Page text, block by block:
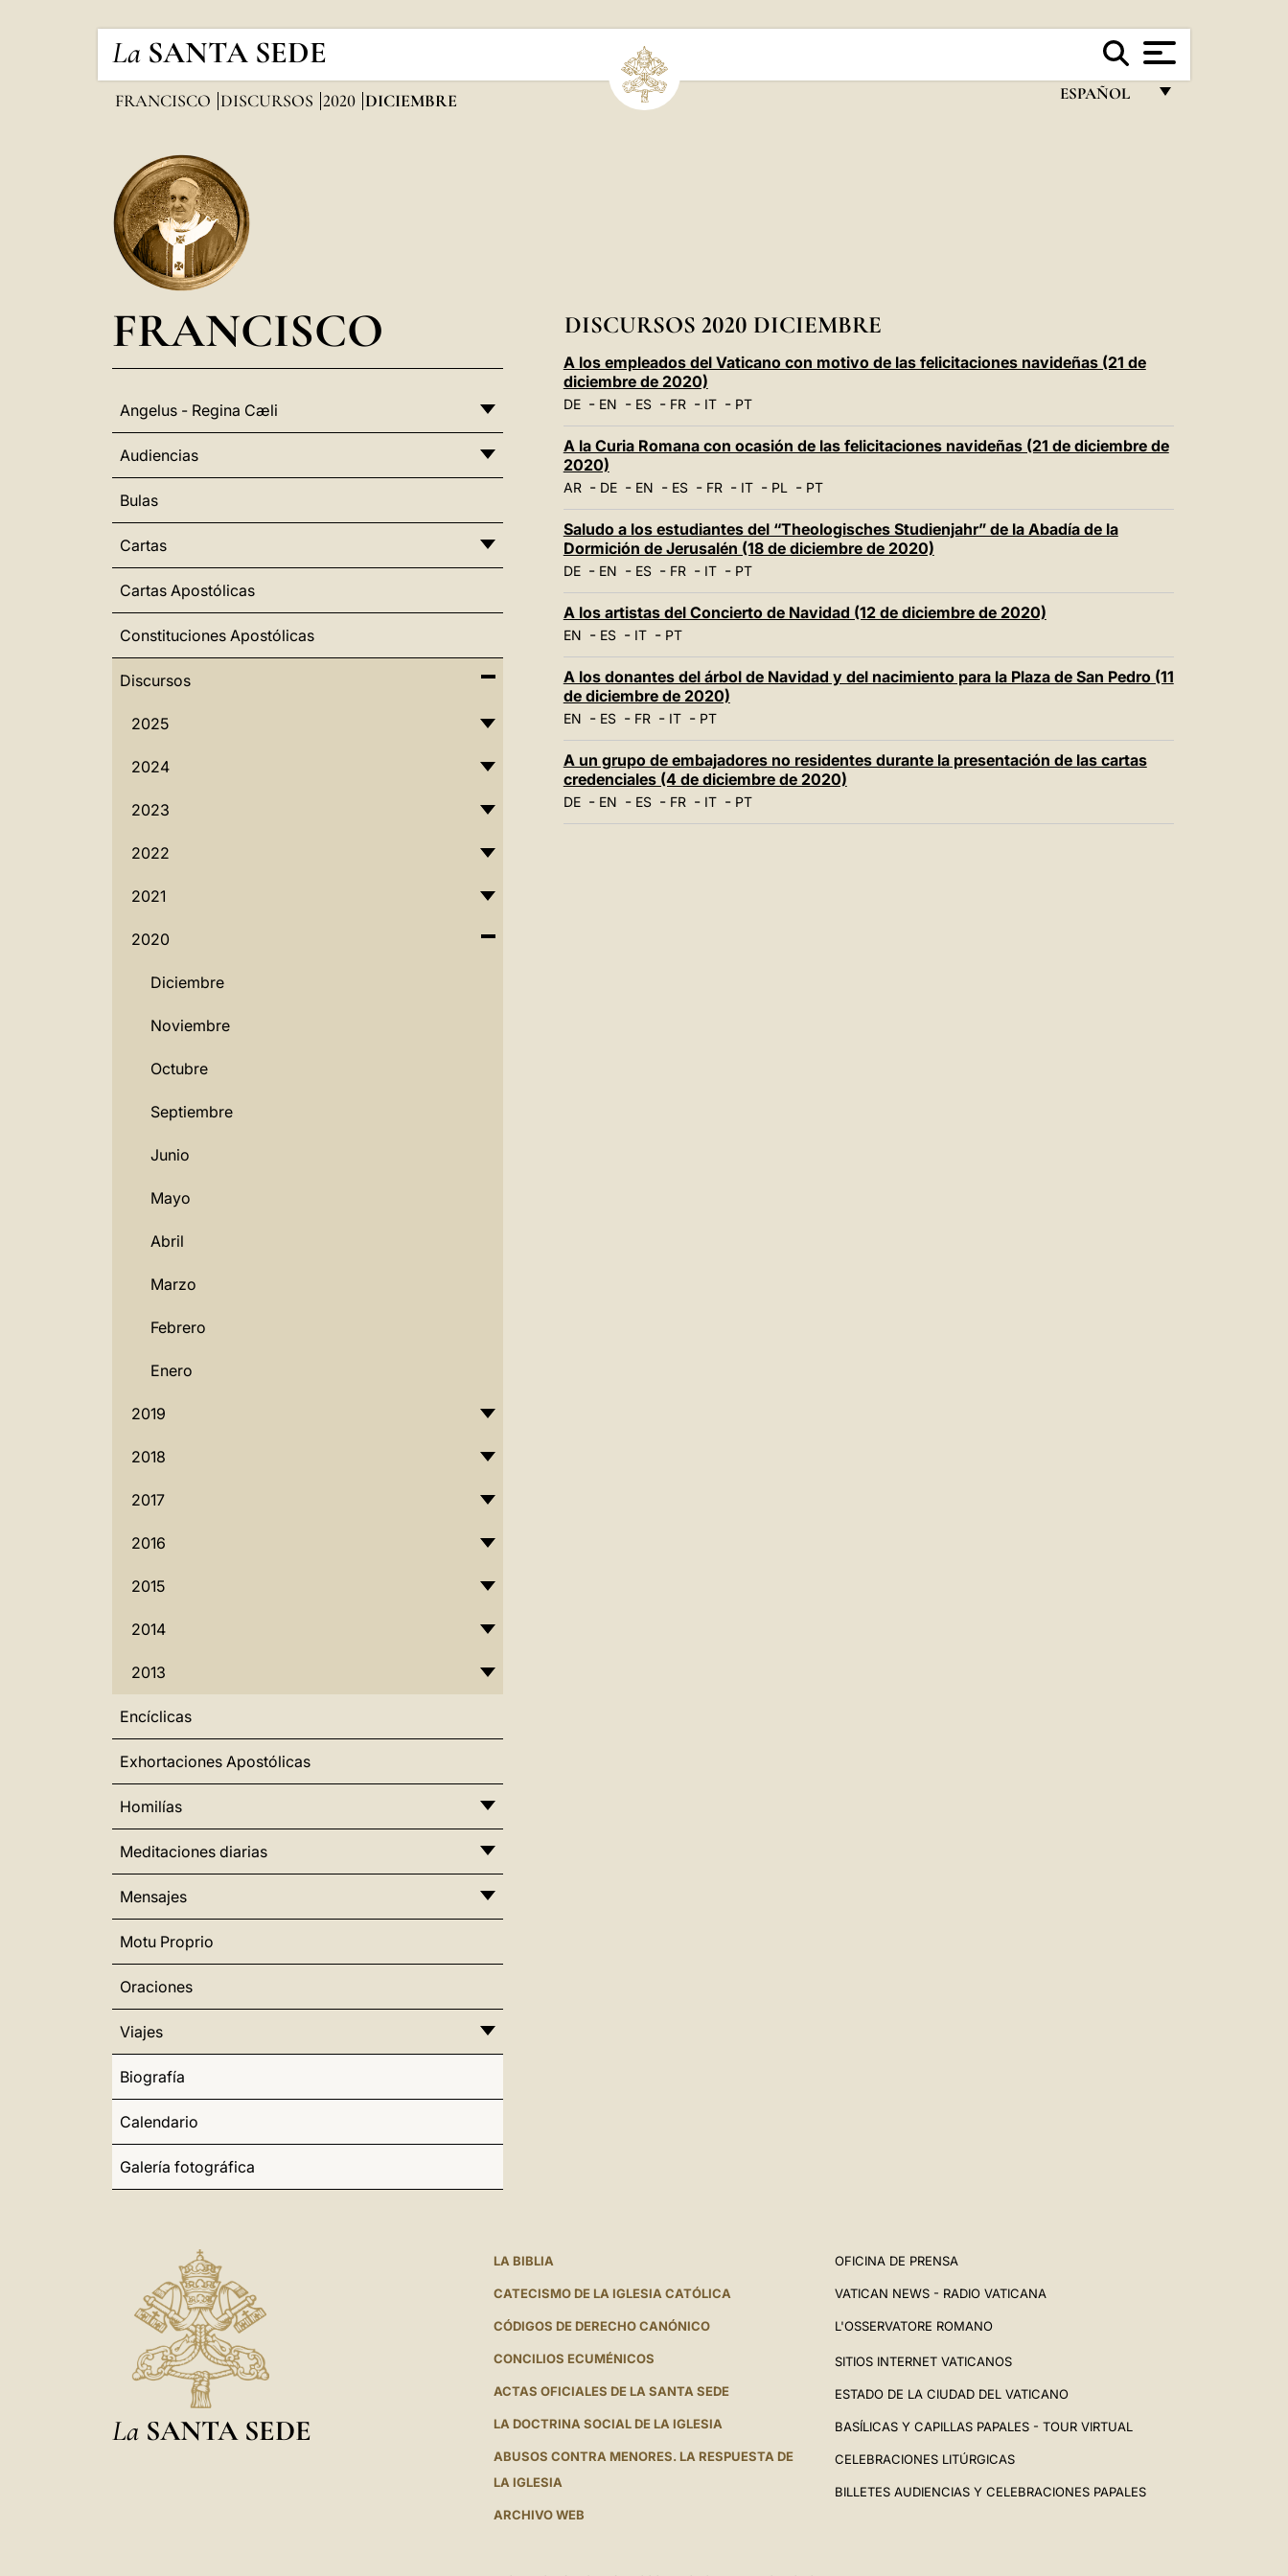
La SANTA SEDE
ESPAÑOL
POLSKI
中文
FRANCISCO DISCURSOS 2020 DICIEMBRE
FRANCISCO
Angelus - Regina Cæli
Audiencias
Bulas
Cartas
Cartas Apostólicas
Constituciones Apostólicas
Discursos
2025
2024
2023
2022
2021
2020
Diciembre
Noviembre
Octubre
Septiembre
Junio
Mayo
Abril
Marzo
Febrero
Enero
2019
2018
2017
2016
2015
2014
2013
Encíclicas
Exhortaciones Apostólicas
Homilías
Meditaciones diarias
Mensajes
Motu Proprio
Oraciones
Viajes
Biografía
Calendario
Galería fotográfica
DISCURSOS 2020 DICIEMBRE
A los empleados del Vaticano con motivo de las felicitaciones navideñas (21 de
diciembre de 2020)
DE- EN - ES- FR- IT- PT
A la Curia Romana con ocasión de las felicitaciones navideñas (21 de diciembre de
2020)
AR- DE- EN - ES- FR- IT- PL- PT
Saludo a los estudiantes del “Theologisches Studienjahr” de la Abadía de la
Dormición de Jerusalén (18 de diciembre de 2020)
DE- EN - ES- FR- IT- PT
A los artistas del Concierto de Navidad (12 de diciembre de 2020)
EN - ES- IT- PT
A los donantes del árbol de Navidad y del nacimiento para la Plaza de San Pedro (11
de diciembre de 2020)
EN - ES- FR- IT- PT
A un grupo de embajadores no residentes durante la presentación de las cartas
credenciales (4 de diciembre de 2020)
DE- EN - ES- FR- IT- PT
La SANTA SEDE
LA BIBLIA
CATECISMO DE LA IGLESIA CATÓLICA
CÓDIGOS DE DERECHO CANÓNICO
CONCILIOS ECUMÉNICOS
ACTAS OFICIALES DE LA SANTA SEDE
LA DOCTRINA SOCIAL DE LA IGLESIA
ABUSOS CONTRA MENORES. LA RESPUESTA DE
LA IGLESIA
ARCHIVO WEB
OFICINA DE PRENSA
VATICAN NEWS - RADIO VATICANA
L'OSSERVATORE ROMANO
SITIOS INTERNET VATICANOS
ESTADO DE LA CIUDAD DEL VATICANO
BASÍLICAS Y CAPILLAS PAPALES - TOUR VIRTUAL
CELEBRACIONES LITÚRGICAS
BILLETES AUDIENCIAS Y CELEBRACIONES PAPALES